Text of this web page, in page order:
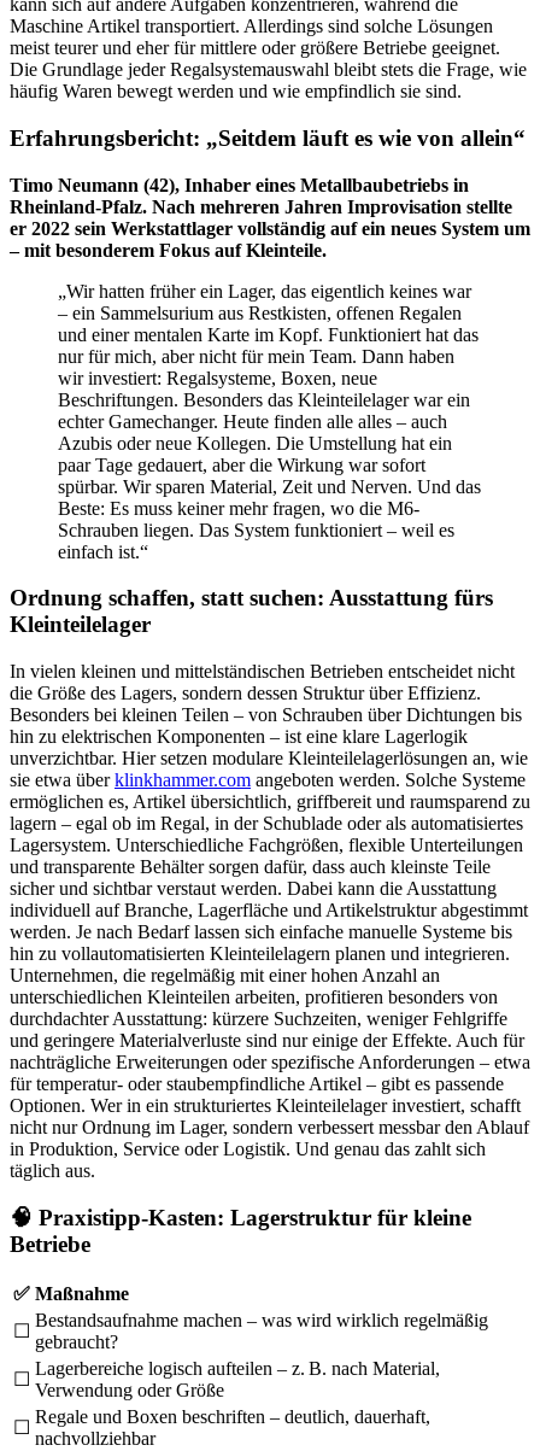
kann sich auf andere Aufgaben konzentrieren, während die
Maschine Artikel transportiert. Allerdings sind solche Lösungen
meist teurer und eher für mittlere oder größere Betriebe geeignet.
Die Grundlage jeder Regalsystemauswahl bleibt stets die Frage, wie
häufig Waren bewegt werden und wie empfindlich sie sind.
Erfahrungsbericht: „Seitdem läuft es wie von allein“
Timo Neumann (42), Inhaber eines Metallbaubetriebs in
Rheinland-Pfalz. Nach mehreren Jahren Improvisation stellte
er 2022 sein Werkstattlager vollständig auf ein neues System um
– mit besonderem Fokus auf Kleinteile.
„Wir hatten früher ein Lager, das eigentlich keines war
– ein Sammelsurium aus Restkisten, offenen Regalen
und einer mentalen Karte im Kopf. Funktioniert hat das
nur für mich, aber nicht für mein Team. Dann haben
wir investiert: Regalsysteme, Boxen, neue
Beschriftungen. Besonders das Kleinteilelager war ein
echter Gamechanger. Heute finden alle alles – auch
Azubis oder neue Kollegen. Die Umstellung hat ein
paar Tage gedauert, aber die Wirkung war sofort
spürbar. Wir sparen Material, Zeit und Nerven. Und das
Beste: Es muss keiner mehr fragen, wo die M6-
Schrauben liegen. Das System funktioniert – weil es
einfach ist.“
Ordnung schaffen, statt suchen: Ausstattung fürs
Kleinteilelager
In vielen kleinen und mittelständischen Betrieben entscheidet nicht
die Größe des Lagers, sondern dessen Struktur über Effizienz.
Besonders bei kleinen Teilen – von Schrauben über Dichtungen bis
hin zu elektrischen Komponenten – ist eine klare Lagerlogik
unverzichtbar. Hier setzen modulare Kleinteilelagerlösungen an, wie
sie etwa überklinkhammer.com angeboten werden. Solche Systeme
ermöglichen es, Artikel übersichtlich, griffbereit und raumsparend zu
lagern – egal ob im Regal, in der Schublade oder als automatisiertes
Lagersystem. Unterschiedliche Fachgrößen, flexible Unterteilungen
und transparente Behälter sorgen dafür, dass auch kleinste Teile
sicher und sichtbar verstaut werden. Dabei kann die Ausstattung
individuell auf Branche, Lagerfläche und Artikelstruktur abgestimmt
werden. Je nach Bedarf lassen sich einfache manuelle Systeme bis
hin zu vollautomatisierten Kleinteilelagern planen und integrieren.
Unternehmen, die regelmäßig mit einer hohen Anzahl an
unterschiedlichen Kleinteilen arbeiten, profitieren besonders von
durchdachter Ausstattung: kürzere Suchzeiten, weniger Fehlgriffe
und geringere Materialverluste sind nur einige der Effekte. Auch für
nachträgliche Erweiterungen oder spezifische Anforderungen – etwa
für temperatur- oder staubempfindliche Artikel – gibt es passende
Optionen. Wer in ein strukturiertes Kleinteilelager investiert, schafft
nicht nur Ordnung im Lager, sondern verbessert messbar den Ablauf
in Produktion, Service oder Logistik. Und genau das zahlt sich
täglich aus.
🧠 Praxistipp-Kasten: Lagerstruktur für kleine
Betriebe
✅ Maßnahme
☐
Bestandsaufnahme machen – was wird wirklich regelmäßig
gebraucht?
☐
Lagerbereiche logisch aufteilen – z. B. nach Material,
Verwendung oder Größe
☐
Regale und Boxen beschriften – deutlich, dauerhaft,
nachvollziehbar